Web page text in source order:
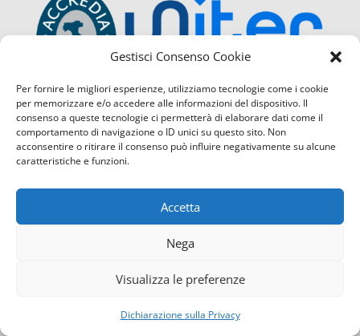
Gestisci Consenso Cookie
Per fornire le migliori esperienze, utilizziamo tecnologie come i cookie
per memorizzare e/o accedere alle informazioni del dispositivo. Il
consenso a queste tecnologie ci permetterà di elaborare dati come il
comportamento di navigazione o ID unici su questo sito. Non
acconsentire o ritirare il consenso può influire negativamente su alcune
caratteristiche e funzioni.
Accetta
Nega
Visualizza le preferenze
Dichiarazione sulla Privacy
Confcommercio Cosenza é certificata con il Sistema di
quella di Corigliano Rossano.